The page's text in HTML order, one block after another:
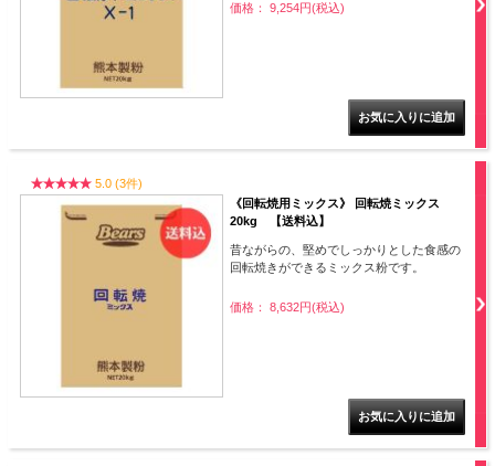
価格： 9,254円(税込)
5.0 (3件)
《回転焼用ミックス》 回転焼ミックス
20kg 【送料込】
昔ながらの、堅めでしっかりとした食感の
回転焼きができるミックス粉です。
価格： 8,632円(税込)